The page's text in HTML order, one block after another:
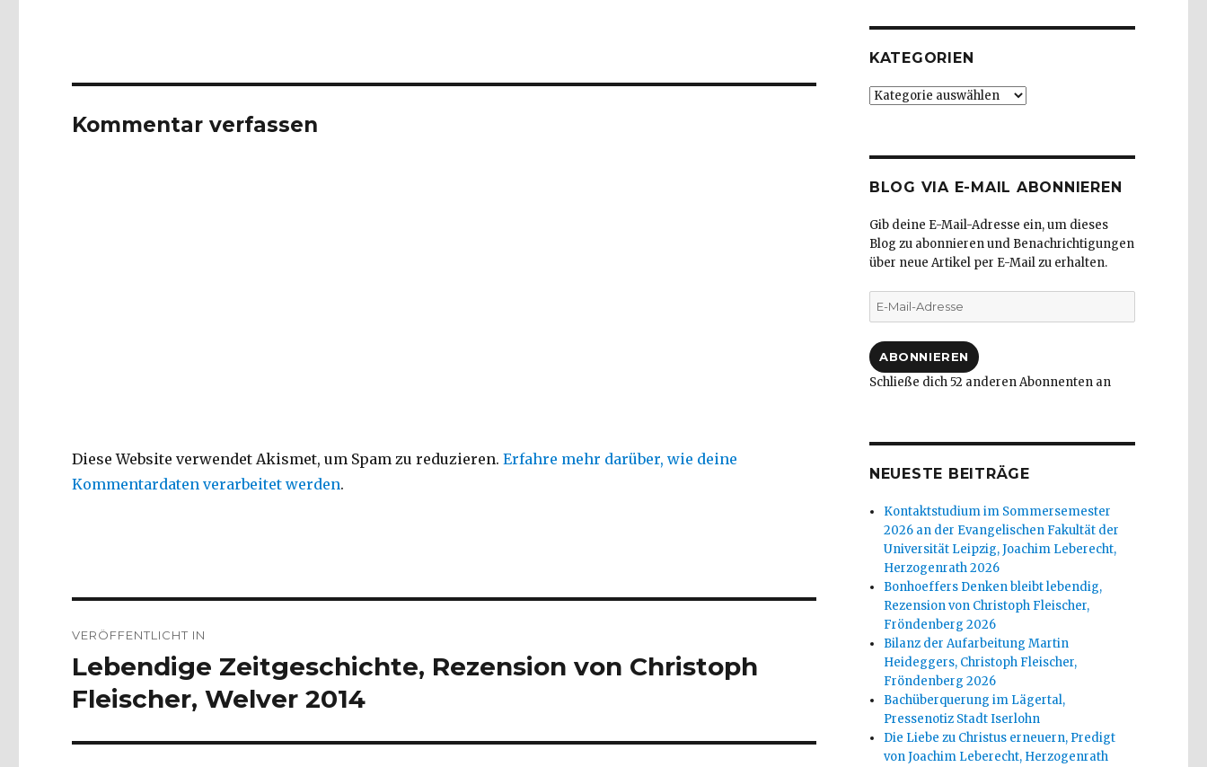
Kommentar verfassen
Diese Website verwendet Akismet, um Spam zu reduzieren.Erfahre mehr darüber, wie deine
Kommentardaten verarbeitet werden.
VERÖFFENTLICHT IN
Lebendige Zeitgeschichte, Rezension von Christoph
Fleischer, Welver 2014
KATEGORIEN
Kategorien
BLOG VIA E-MAIL ABONNIEREN
Gib deine E-Mail-Adresse ein, um dieses
Blog zu abonnieren und Benachrichtigungen
über neue Artikel per E-Mail zu erhalten.
E-
Mail-
ABONNIEREN
Schließe dich 52 anderen Abonnenten an
NEUESTE BEITRÄGE
Kontaktstudium im Sommersemester
2026 an der Evangelischen Fakultät der
Universität Leipzig, Joachim Leberecht,
Herzogenrath 2026
Bonhoeffers Denken bleibt lebendig,
Rezension von Christoph Fleischer,
Fröndenberg 2026
Bilanz der Aufarbeitung Martin
Heideggers, Christoph Fleischer,
Fröndenberg 2026
Bachüberquerung im Lägertal,
Pressenotiz Stadt Iserlohn
Die Liebe zu Christus erneuern, Predigt
von Joachim Leberecht, Herzogenrath